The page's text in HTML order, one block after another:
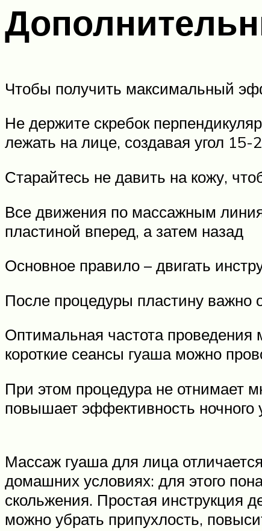
Чтобы получить максимальный
Не держите скребок
лежать на лице, создавая угол 15-
Старайтесь не давить на кожу,
Все движения по массажным
пластиной вперед, а затем назад
Основное правило – двигать
После процедуры пластину важно
Оптимальная частота проведения
короткие сеансы гуаша можно
При этом процедура не отнимает
повышает эффективность ночного
Массаж гуаша для лица
домашних условиях: для этого
скольжения. Простая инструкция
можно убрать припухлость,